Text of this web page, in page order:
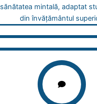
sănătatea mintală, adaptat
din învățământul